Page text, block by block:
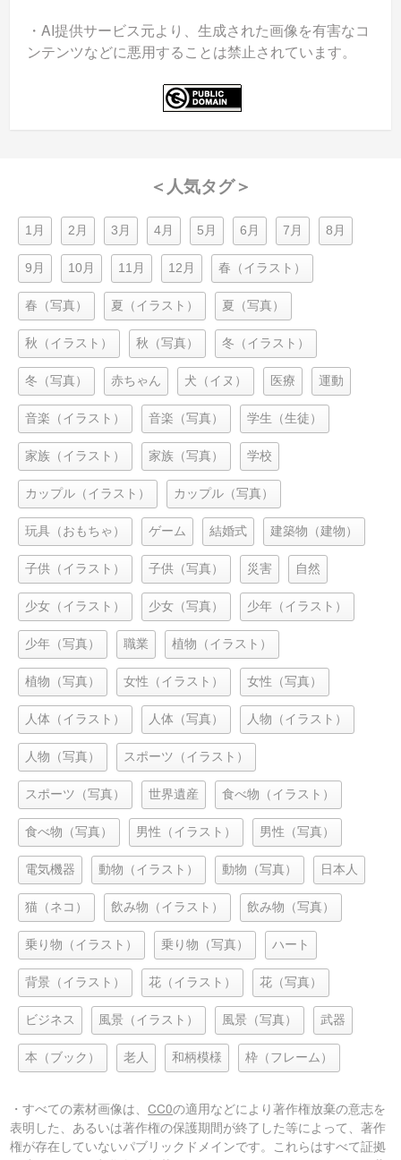
・AI提供サービス元より、生成された画像を有害なコ
ンテンツなどに悪用することは禁止されています。
＜人気タグ＞
1月 2月 3月 4月 5月 6月 7月 8月
9月 10月 11月 12月 春（イラスト）
春（写真） 夏（イラスト） 夏（写真）
秋（イラスト） 秋（写真） 冬（イラスト）
冬（写真） 赤ちゃん 犬（イヌ） 医療 運動
音楽（イラスト） 音楽（写真） 学生（生徒）
家族（イラスト） 家族（写真） 学校
カップル（イラスト） カップル（写真）
玩具（おもちゃ） ゲーム 結婚式 建築物（建物）
子供（イラスト） 子供（写真） 災害 自然
少女（イラスト） 少女（写真） 少年（イラスト）
少年（写真） 職業 植物（イラスト）
植物（写真） 女性（イラスト） 女性（写真）
人体（イラスト） 人体（写真） 人物（イラスト）
人物（写真） スポーツ（イラスト）
スポーツ（写真） 世界遺産 食べ物（イラスト）
食べ物（写真） 男性（イラスト） 男性（写真）
電気機器 動物（イラスト） 動物（写真） 日本人
猫（ネコ） 飲み物（イラスト） 飲み物（写真）
乗り物（イラスト） 乗り物（写真） ハート
背景（イラスト） 花（イラスト） 花（写真）
ビジネス 風景（イラスト） 風景（写真） 武器
本（ブック） 老人 和柄模様 枠（フレーム）
・すべての素材画像は、CC0の適用などにより著作権放棄の意志を
表明した、あるいは著作権の保護期間が終了した等によって、著作
権が存在していないパブリックドメインです。これらはすべて証拠